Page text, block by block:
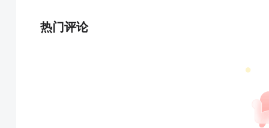
热门评论